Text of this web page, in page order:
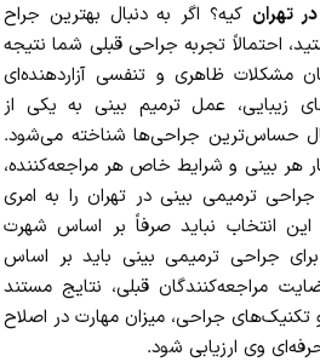
تهران کیه؟ اگر به دنبال بهترین جراح
احتمالاً تجربه جراحی قبلی شما نتیجه
مشکلات ظاهری و تنفسی آزاردهنده‌ای
زیبایی، عمل ترمیم بینی به یکی از
حساس‌ترین جراحی‌ها شناخته می‌شود.
هر بینی و شرایط خاص هر مراجعه‌کننده،
ترمیمی بینی در تهران را به امری
انتخاب نباید صرفاً بر اساس شهرت
جراحی ترمیمی بینی باید بر اساس
مراجعه‌کنندگان قبلی، نتایج مستند
جراحی، میزان مهارت در اصلاح
وی ارزیابی شود.